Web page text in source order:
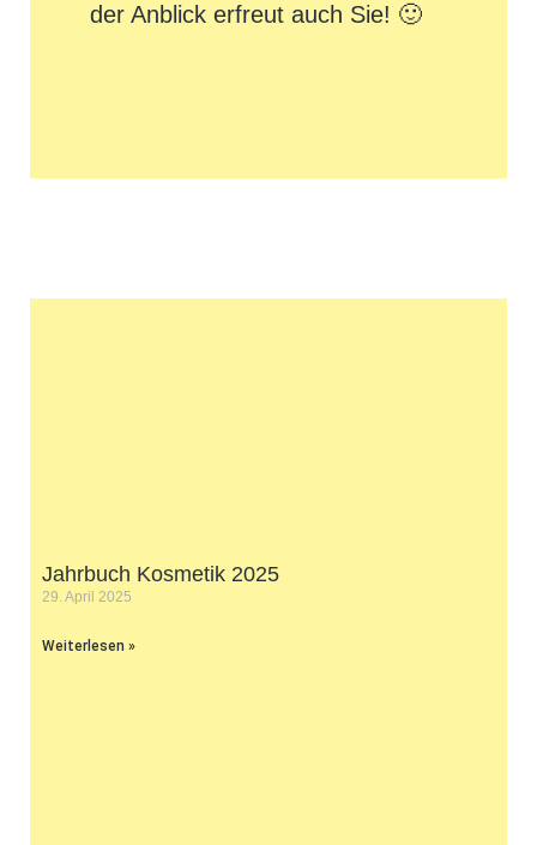
der Anblick erfreut auch Sie! 🙂
Jahrbuch Kosmetik 2025
29. April 2025
Weiterlesen »